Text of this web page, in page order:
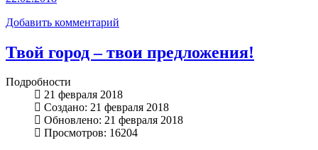
Добавить комментарий
Твой город – твои предложения!
Подробности
21 февраля 2018
Создано: 21 февраля 2018
Обновлено: 21 февраля 2018
Просмотров: 16204